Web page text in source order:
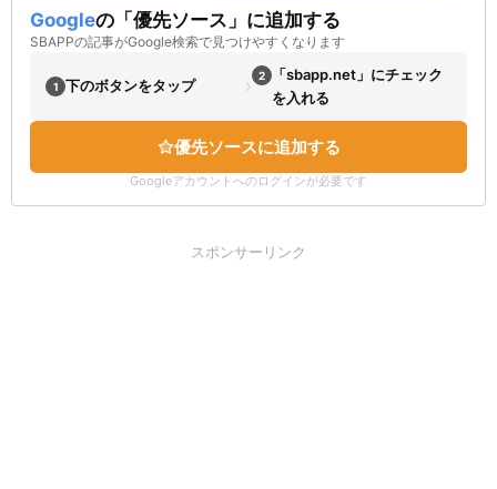
Googleの「優先ソース」に追加する
SBAPPの記事がGoogle検索で見つけやすくなります
1 下のボタンをタップ › 2
「sbapp.net」にチェック
を入れる
優先ソースに追加する
Googleアカウントへのログインが必要です
スポンサーリンク